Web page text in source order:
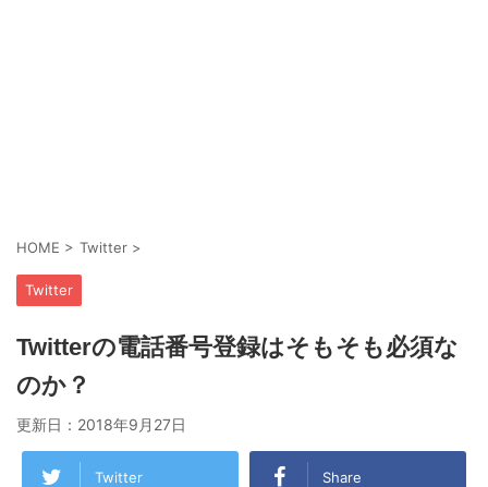
HOME > Twitter >
Twitter
Twitterの電話番号登録はそもそも必須な
のか？
更新日： 2018年9月27日
Twitter Share